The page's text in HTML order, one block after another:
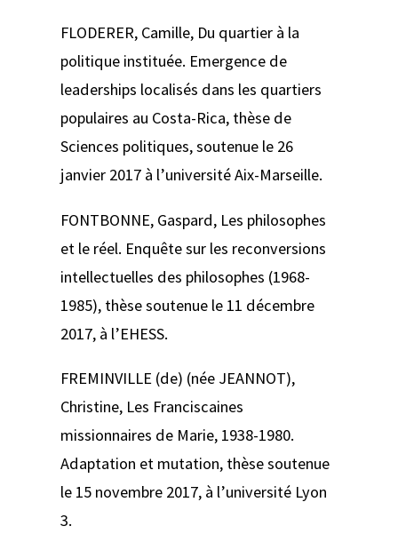
FLODERER, Camille, Du quartier à la
politique instituée. Emergence de
leaderships localisés dans les quartiers
populaires au Costa-Rica, thèse de
Sciences politiques, soutenue le 26
janvier 2017 à l’université Aix-Marseille.
FONTBONNE, Gaspard, Les philosophes
et le réel. Enquête sur les reconversions
intellectuelles des philosophes (1968-
1985), thèse soutenue le 11 décembre
2017, à l’EHESS.
FREMINVILLE (de) (née JEANNOT),
Christine, Les Franciscaines
missionnaires de Marie, 1938-1980.
Adaptation et mutation, thèse soutenue
le 15 novembre 2017, à l’université Lyon
3.